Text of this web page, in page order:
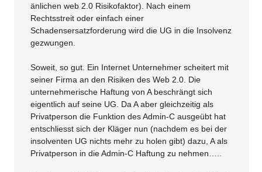
änlichen web 2.0 Risikofaktor). Nach einem
Rechtsstreit oder einfach einer
Schadensersatzforderung wird die UG in die Insolvenz
gezwungen.
Soweit, so gut. Ein Internet Unternehmer scheitert mit
seiner Firma an den Risiken des Web 2.0. Die
unternehmerische Haftung von A beschrängt sich
eigentlich auf seine UG. Da A aber gleichzeitig als
Privatperson die Funktion des Admin-C ausgeübt hat
entschliesst sich der Kläger nun (nachdem es bei der
insolventen UG nichts mehr zu holen gibt) dazu, A als
Privatperson in die Admin-C Haftung zu nehmen…..